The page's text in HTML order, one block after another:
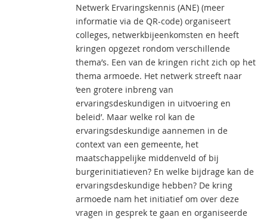
Netwerk Ervaringskennis (ANE) (meer
informatie via de QR-code) organiseert
colleges, netwerkbijeenkomsten en heeft
kringen opgezet rondom verschillende
thema’s. Een van de kringen richt zich op het
thema armoede. Het netwerk streeft naar
‘een grotere inbreng van
ervaringsdeskundigen in uitvoering en
beleid’. Maar welke rol kan de
ervaringsdeskundige aannemen in de
context van een gemeente, het
maatschappelijke middenveld of bij
burgerinitiatieven? En welke bijdrage kan de
ervaringsdeskundige hebben? De kring
armoede nam het initiatief om over deze
vragen in gesprek te gaan en organiseerde